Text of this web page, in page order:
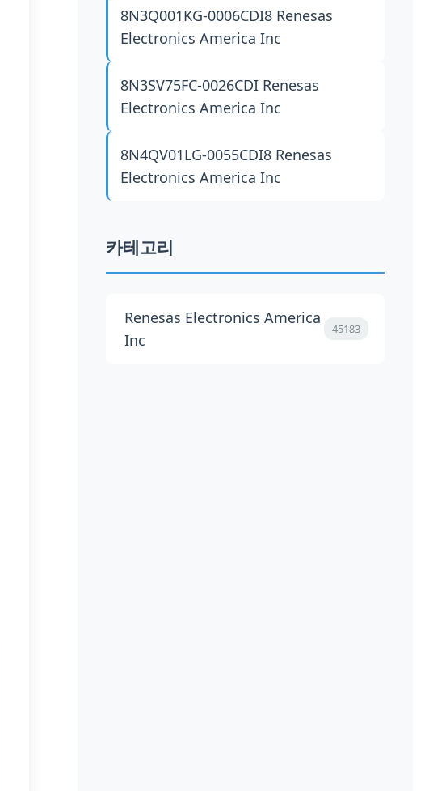
8N3Q001KG-0006CDI8 Renesas
Electronics America Inc
8N3SV75FC-0026CDI Renesas
Electronics America Inc
8N4QV01LG-0055CDI8 Renesas
Electronics America Inc
카테고리
Renesas Electronics America
Inc
45183